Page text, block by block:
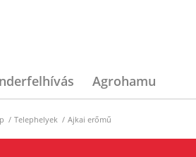
Agrohamu
/ Telephelyek / Ajkai erőmű